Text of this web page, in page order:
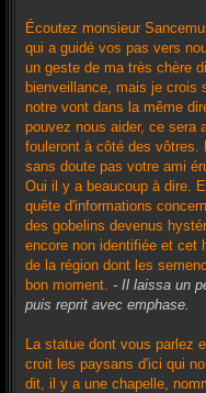
Écoutez monsieur
qui a guidé vos pas vers
un geste de ma très chère
bienveillance, mais je crois
notre vont dans la même
pouvez nous aider, ce sera
fouleront à côté des vôtres.
sans doute pas votre ami
Oui il y a beaucoup à dire.
quête d'informations
des gobelins devenus
encore non identifiée et cet
de la région dont les
bon moment. - Il laissa un
puis reprit avec emphase.
La statue dont vous parlez
croit les paysans d'ici qui
dit, il y a une chapelle,